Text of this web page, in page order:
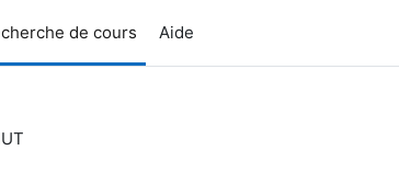
de cours
Aide